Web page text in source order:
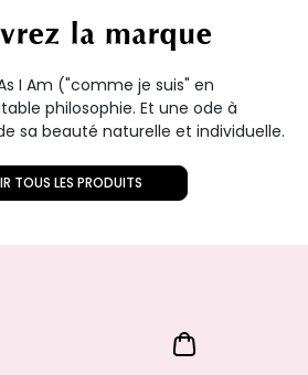
la marque
I Am ("comme je suis" en
philosophie. Et une ode à
sa beauté naturelle et individuelle.
TOUS LES PRODUITS